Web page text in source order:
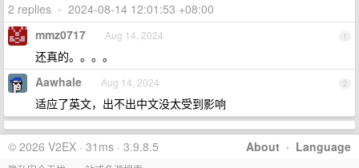
2 replies • 2024-08-14 12:01:53 +08:00
1
mmz0717 Aug 14, 2024
还真的。。。。
2
Aawhale Aug 14, 2024
适应了英文，出不出中文没太受到影响
About · Language
© 2026 V2EX · 31ms · 3.9.8.5